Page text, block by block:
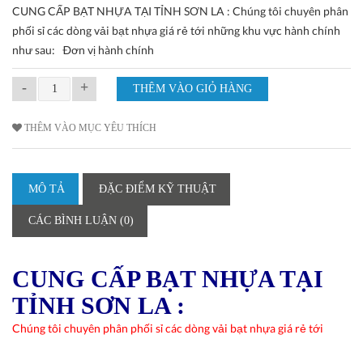
CUNG CẤP BẠT NHỰA TẠI TỈNH SƠN LA : Chúng tôi chuyên phân
phối sỉ các dòng vải bạt nhựa giá rẻ tới những khu vực hành chính
như sau: Ðơn vị hành chính
- +
THÊM VÀO MỤC YÊU THÍCH
MÔ TẢ ĐẶC ĐIỂM KỸ THUẬT
CÁC BÌNH LUẬN (0)
CUNG CẤP BẠT NHỰA TẠI
TỈNH SƠN LA :
Chúng tôi chuyên phân phối sỉ các dòng vải bạt nhựa giá rẻ tới